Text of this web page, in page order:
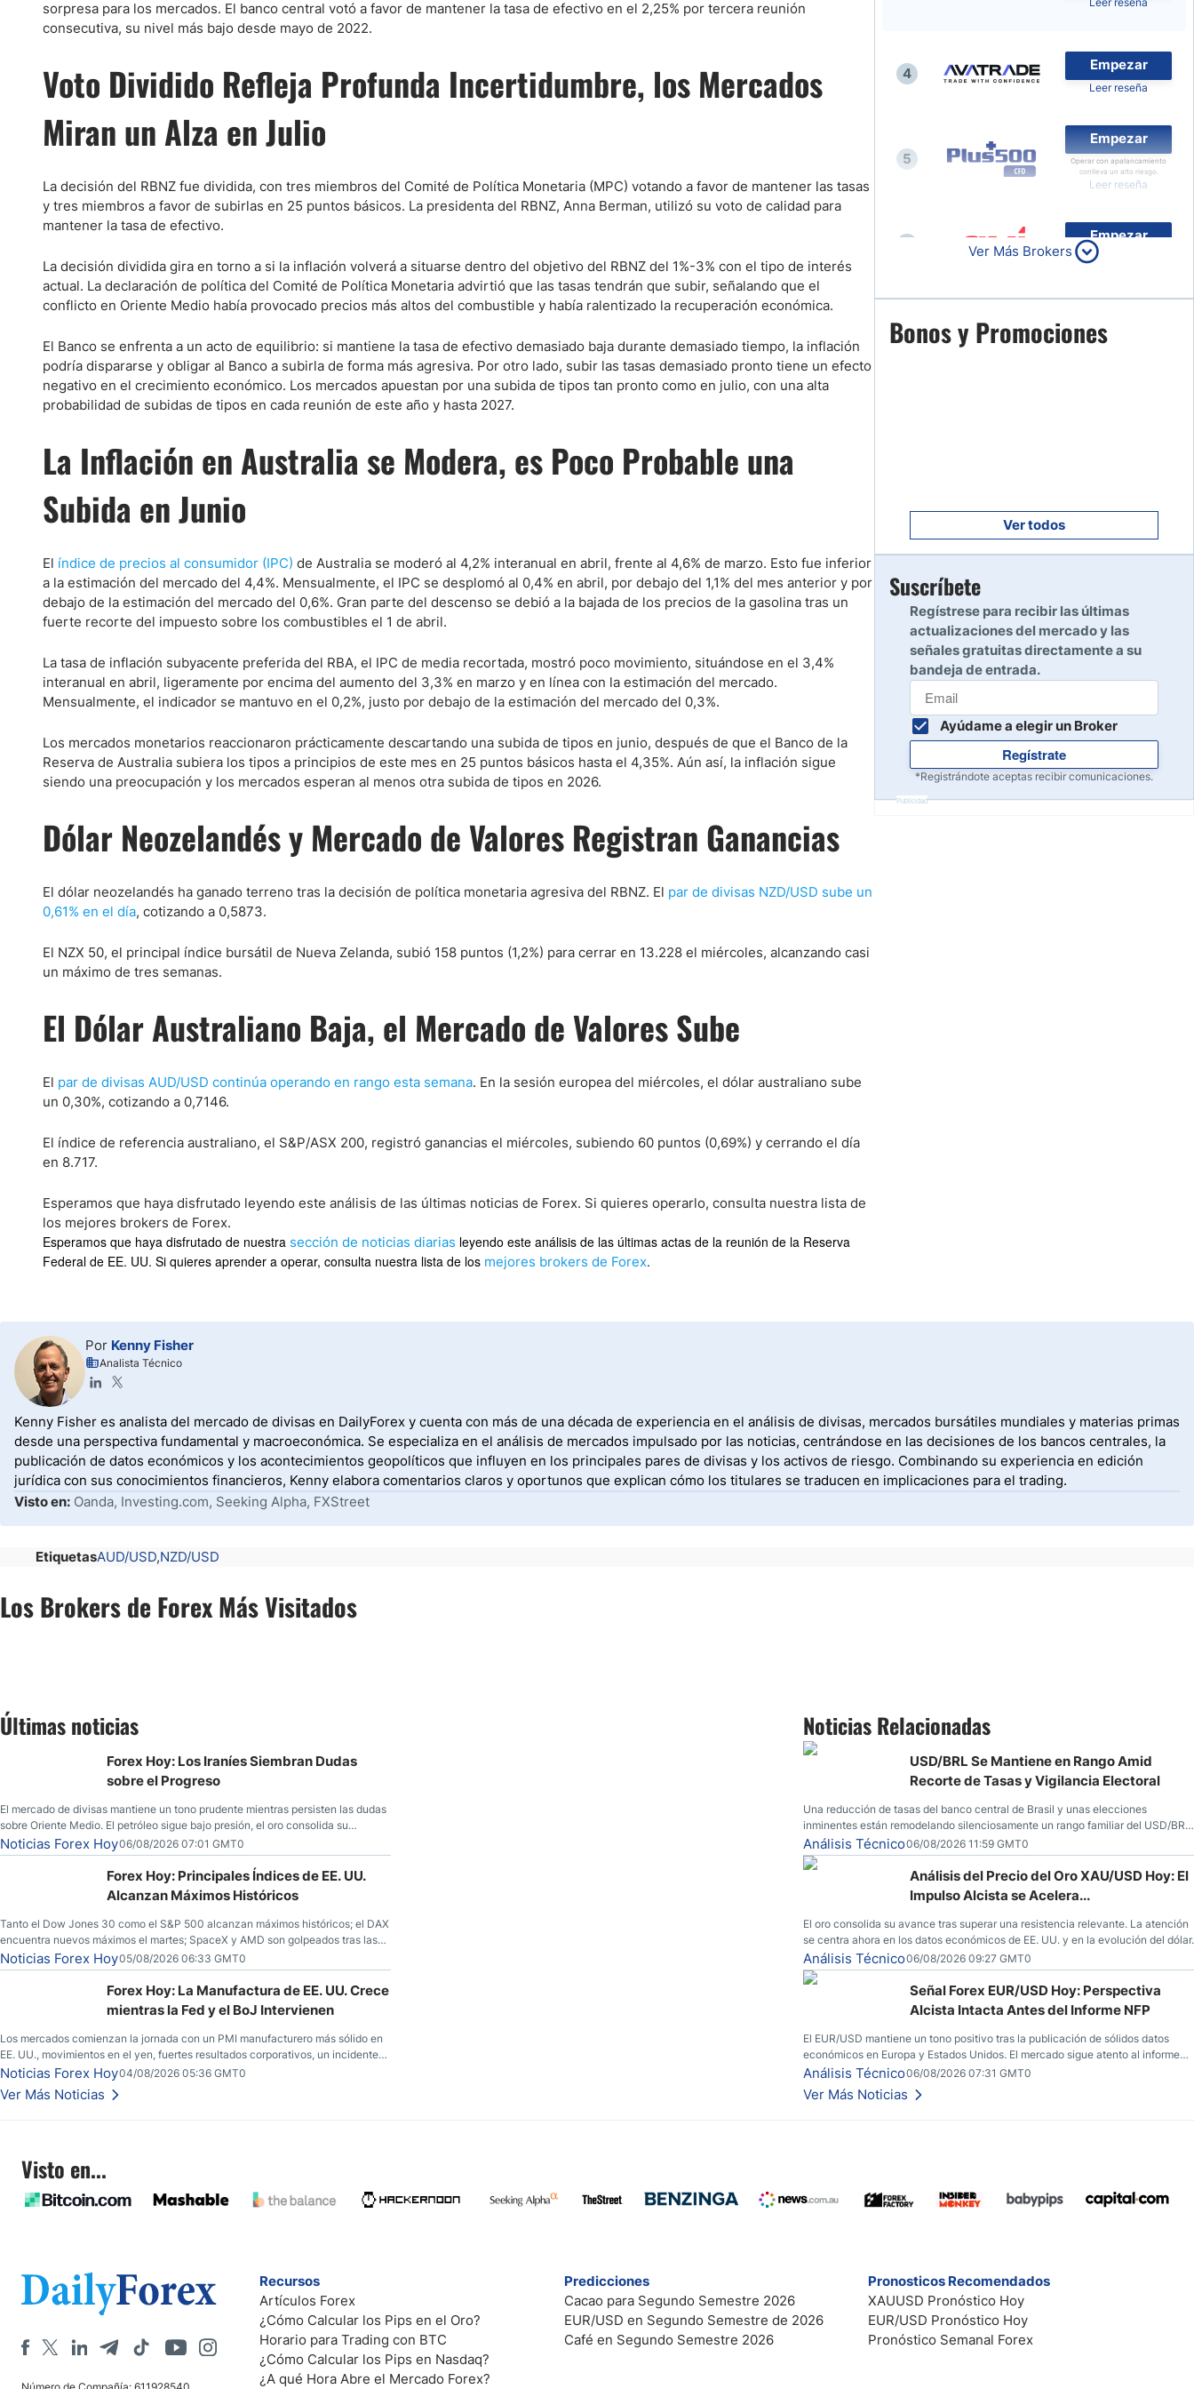
Paraguay
Panama
Bolivia
Estados Unidos
Nasdaq 100
S&P 500
Acciones
Nvidia (NVDA)
Mercado Libre (MELI)
sorpresa para los mercados. El banco central votó a favor de mantener la tasa de efectivo en el 2,25% por tercera reunión
consecutiva, su nivel más bajo desde mayo de 2022.
Voto Dividido Refleja Profunda Incertidumbre, los Mercados
Miran un Alza en Julio
La decisión del RBNZ fue dividida, con tres miembros del Comité de Política Monetaria (MPC) votando a favor de mantener las tasas
y tres miembros a favor de subirlas en 25 puntos básicos. La presidenta del RBNZ, Anna Berman, utilizó su voto de calidad para
mantener la tasa de efectivo.
La decisión dividida gira en torno a si la inflación volverá a situarse dentro del objetivo del RBNZ del 1%-3% con el tipo de interés
actual. La declaración de política del Comité de Política Monetaria advirtió que las tasas tendrán que subir, señalando que el
conflicto en Oriente Medio había provocado precios más altos del combustible y había ralentizado la recuperación económica.
El Banco se enfrenta a un acto de equilibrio: si mantiene la tasa de efectivo demasiado baja durante demasiado tiempo, la inflación
podría dispararse y obligar al Banco a subirla de forma más agresiva. Por otro lado, subir las tasas demasiado pronto tiene un efecto
negativo en el crecimiento económico. Los mercados apuestan por una subida de tipos tan pronto como en julio, con una alta
probabilidad de subidas de tipos en cada reunión de este año y hasta 2027.
La Inflación en Australia se Modera, es Poco Probable una
Subida en Junio
El índice de precios al consumidor (IPC) de Australia se moderó al 4,2% interanual en abril, frente al 4,6% de marzo. Esto fue inferior
a la estimación del mercado del 4,4%. Mensualmente, el IPC se desplomó al 0,4% en abril, por debajo del 1,1% del mes anterior y por
debajo de la estimación del mercado del 0,6%. Gran parte del descenso se debió a la bajada de los precios de la gasolina tras un
fuerte recorte del impuesto sobre los combustibles el 1 de abril.
La tasa de inflación subyacente preferida del RBA, el IPC de media recortada, mostró poco movimiento, situándose en el 3,4%
interanual en abril, ligeramente por encima del aumento del 3,3% en marzo y en línea con la estimación del mercado.
Mensualmente, el indicador se mantuvo en el 0,2%, justo por debajo de la estimación del mercado del 0,3%.
Los mercados monetarios reaccionaron prácticamente descartando una subida de tipos en junio, después de que el Banco de la
Reserva de Australia subiera los tipos a principios de este mes en 25 puntos básicos hasta el 4,35%. Aún así, la inflación sigue
siendo una preocupación y los mercados esperan al menos otra subida de tipos en 2026.
Dólar Neozelandés y Mercado de Valores Registran Ganancias
El dólar neozelandés ha ganado terreno tras la decisión de política monetaria agresiva del RBNZ. El par de divisas NZD/USD sube un
0,61% en el día, cotizando a 0,5873.
El NZX 50, el principal índice bursátil de Nueva Zelanda, subió 158 puntos (1,2%) para cerrar en 13.228 el miércoles, alcanzando casi
un máximo de tres semanas.
El Dólar Australiano Baja, el Mercado de Valores Sube
El par de divisas AUD/USD continúa operando en rango esta semana. En la sesión europea del miércoles, el dólar australiano sube
un 0,30%, cotizando a 0,7146.
El índice de referencia australiano, el S&P/ASX 200, registró ganancias el miércoles, subiendo 60 puntos (0,69%) y cerrando el día
en 8.717.
Esperamos que haya disfrutado leyendo este análisis de las últimas noticias de Forex. Si quieres operarlo, consulta nuestra lista de
los mejores brokers de Forex.
Esperamos que haya disfrutado de nuestra sección de noticias diarias leyendo este análisis de las últimas actas de la reunión de la Reserva
Federal de EE. UU. Si quieres aprender a operar, consulta nuestra lista de los mejores brokers de Forex.
4
Empezar
Leer reseña
5
Empezar
Operar con apalancamiento
conlleva un alto riesgo.
Leer reseña
Empezar
Leer reseña
7
Leer reseña
Leer reseña
10
Ver Más Brokers
Bonos y Promociones
Ver todos
Suscríbete
Regístrese para recibir las últimas
actualizaciones del mercado y las
señales gratuitas directamente a su
bandeja de entrada.
Ayúdame a elegir un Broker
Regístrate
*Registrándote aceptas recibir comunicaciones.
Publicidad
Por Kenny Fisher
Analista Técnico
Kenny Fisher es analista del mercado de divisas en DailyForex y cuenta con más de una década de experiencia en el análisis de divisas, mercados bursátiles mundiales y materias primas
desde una perspectiva fundamental y macroeconómica. Se especializa en el análisis de mercados impulsado por las noticias, centrándose en las decisiones de los bancos centrales, la
publicación de datos económicos y los acontecimientos geopolíticos que influyen en los principales pares de divisas y los activos de riesgo. Combinando su experiencia en edición
jurídica con sus conocimientos financieros, Kenny elabora comentarios claros y oportunos que explican cómo los titulares se traducen en implicaciones para el trading.
Visto en: Oanda, Investing.com, Seeking Alpha, FXStreet
EtiquetasAUD/USD NZD/USD
Los Brokers de Forex Más Visitados
Últimas noticias
Forex Hoy: Los Iraníes Siembran Dudas
sobre el Progreso
El mercado de divisas mantiene un tono prudente mientras persisten las dudas
sobre Oriente Medio. El petróleo sigue bajo presión, el oro consolida su
fortaleza y los operadores esperan nuevas referencias económicas desde
Estados Unidos.
Noticias Forex Hoy06/08/2026 07:01 GMT0
Forex Hoy: Principales Índices de EE. UU.
Alcanzan Máximos Históricos
Tanto el Dow Jones 30 como el S&P 500 alcanzan máximos históricos; el DAX
encuentra nuevos máximos el martes; SpaceX y AMD son golpeados tras las
llamadas de ganancias; el petróleo crudo cae por debajo de los $80 con
nuevas esperanzas; el dólar estadounidense continúa intentando estabilizarse
frente al yen; el peso mexicano ve un repunte a medida que las tasas caen en
Noticias Forex Hoy05/08/2026 06:33 GMT0
Forex Hoy: La Manufactura de EE. UU. Crece
mientras la Fed y el BoJ Intervienen
Los mercados comienzan la jornada con un PMI manufacturero más sólido en
EE. UU., movimientos en el yen, fuertes resultados corporativos, un incidente
de seguridad en Bitcoin y nuevas señales desde el mercado del petróleo.
Noticias Forex Hoy04/08/2026 05:36 GMT0
Ver Más Noticias
Noticias Relacionadas
USD/BRL Se Mantiene en Rango Amid
Recorte de Tasas y Vigilancia Electoral
Una reducción de tasas del banco central de Brasil y unas elecciones
inminentes están remodelando silenciosamente un rango familiar del USD/BRL.
Una reducción de tasas por parte del banco central de Brasil y unas elecciones
inminentes están remodelando silenciosamente un rango familiar del USD/BRL.
Esto es lo que los traders están observando a continuación.
Análisis Técnico06/08/2026 11:59 GMT0
Análisis del Precio del Oro XAU/USD Hoy: El
Impulso Alcista se Acelera...
El oro consolida su avance tras superar una resistencia relevante. La atención
se centra ahora en los datos económicos de EE. UU. y en la evolución del dólar.
Análisis Técnico06/08/2026 09:27 GMT0
Señal Forex EUR/USD Hoy: Perspectiva
Alcista Intacta Antes del Informe NFP
El EUR/USD mantiene un tono positivo tras la publicación de sólidos datos
económicos en Europa y Estados Unidos. El mercado sigue atento al informe
de empleo estadounidense y a la evolución del escenario geopolítico.
Análisis Técnico06/08/2026 07:31 GMT0
Ver Más Noticias
Visto en...
Recursos
Artículos Forex
¿Cómo Calcular los Pips en el Oro?
Horario para Trading con BTC
¿Cómo Calcular los Pips en Nasdaq?
¿A qué Hora Abre el Mercado Forex?
Predicciones
Cacao para Segundo Semestre 2026
EUR/USD en Segundo Semestre de 2026
Café en Segundo Semestre 2026
Pronosticos Recomendados
XAUUSD Pronóstico Hoy
EUR/USD Pronóstico Hoy
Pronóstico Semanal Forex